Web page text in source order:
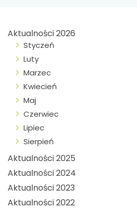
Aktualności 2026
Styczeń
Luty
Marzec
Kwiecień
Maj
Czerwiec
Lipiec
Sierpień
Aktualności 2025
Aktualności 2024
Aktualności 2023
Aktualności 2022